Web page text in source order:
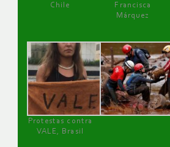
Chile
Francisca
Márquez
Protestas contra
VALE, Brasil